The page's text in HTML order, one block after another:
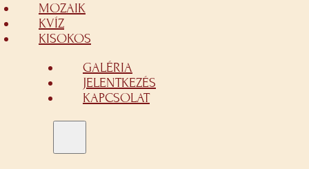
MOZAIK
KVÍZ
KISOKOS
GALÉRIA
JELENTKEZÉS
KAPCSOLAT